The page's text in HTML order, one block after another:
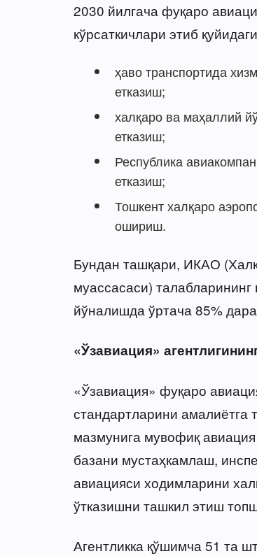
2030 йилгача фуқаро
кўрсаткичлари этиб
ҳаво транспортида
етказиш;
халқаро ва маҳаллий
етказиш;
Республика
етказиш;
Тошкент халқаро
ошириш.
Бундан ташқари, ИКАО
муассасаси)
йўналишда ўртача 85%
«Ўзавиация»
«Ўзавиация» фуқаро
стандартларини
мазмунига мувофиқ
базани мустаҳкамлаш,
авиацияси ходимларини
ўтказишни ташкил этиш
Агентликка қўшимча 51 та